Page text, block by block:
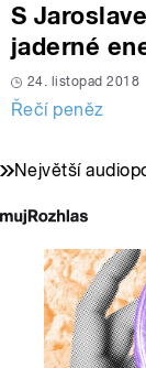
S
jaderné
24. listopad 2018
Řečí peněz
Největší